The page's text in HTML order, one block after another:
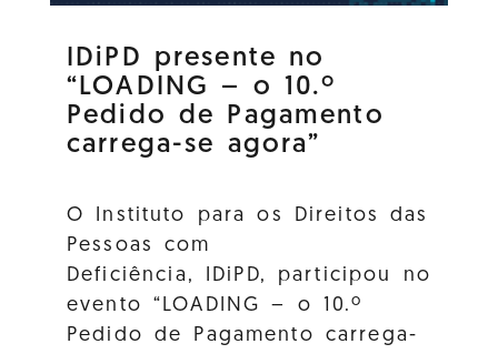
IDiPD presente no
“LOADING – o 10.º
Pedido de Pagamento
carrega-se agora”
O Instituto para os Direitos das
Pessoas com
Deficiência, IDiPD, participou no
evento “LOADING – o 10.º
Pedido de Pagamento carrega-